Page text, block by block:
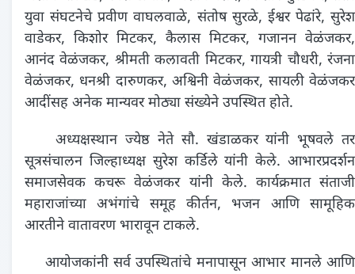
युवा संघटनेचे प्रवीण वाघलवाळे, संतोष सुरळे, ईश्वर पेढांरे, सुरेश
वाडेकर, किशोर मिटकर, कैलास मिटकर, गजानन वेळंजकर,
आनंद वेळंजकर, श्रीमती कलावती मिटकर, गायत्री चौधरी, रंजना
वेळंजकर, धनश्री दारुणकर, अश्विनी वेळंजकर, सायली वेळंजकर
आदींसह अनेक मान्यवर मोठ्या संख्येने उपस्थित होते.
अध्यक्षस्थान ज्येष्ठ नेते सौ. खंडाळकर यांनी भूषवले तर
सूत्रसंचालन जिल्हाध्यक्ष सुरेश कर्डिले यांनी केले. आभारप्रदर्शन
समाजसेवक कचरू वेळंजकर यांनी केले. कार्यक्रमात संताजी
महाराजांच्या अभंगांचे समूह कीर्तन, भजन आणि सामूहिक
आरतीने वातावरण भारावून टाकले.
आयोजकांनी सर्व उपस्थितांचे मनापासून आभार मानले आणि